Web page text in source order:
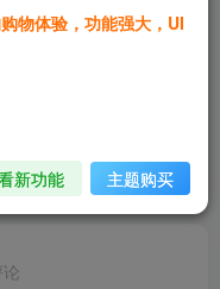
关注
分享 收藏
物体验，功能强大，UI
新功能 主题购买